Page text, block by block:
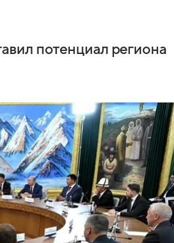
потенциал региона